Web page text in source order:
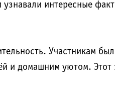
интересные
Участникам
и домашним уютом. Этот